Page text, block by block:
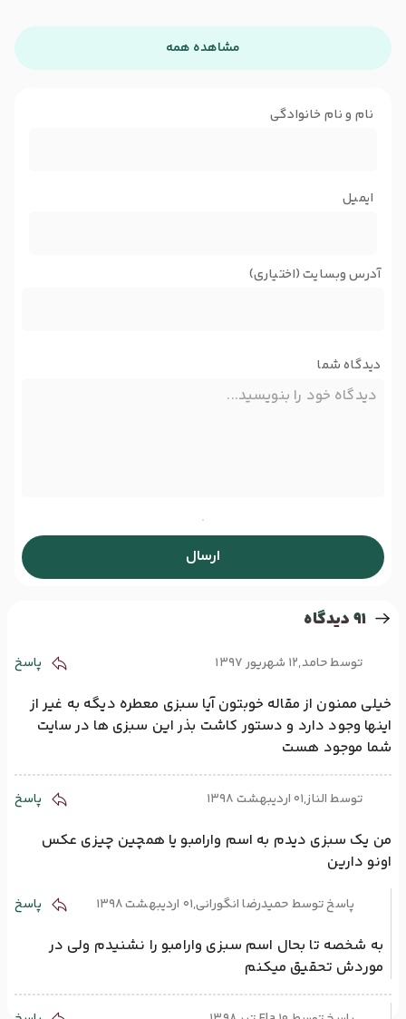
مشاهده همه
نام و نام خانوادگی
ایمیل
آدرس وبسایت (اختیاری)
دیدگاه شما
ارسال
91 دیدگاه
توسط حامد,12 شهریور 1397 پاسخ
خیلی ممنون از مقاله خوبتون آیا سبزی معطره دیگه به غیر از
اینها وجود دارد و دستور کاشت بذر این سبزی ها در سایت
شما موجود هست
توسط الناز,01 اردیبهشت 1398 پاسخ
من یک سبزی دیدم به اسم وارامبو یا همچین چیزی عکس
اونو دارین
پاسخ توسط حمیدرضا انگورانی,01 اردیبهشت 1398 پاسخ
به شخصه تا بحال اسم سبزی وارامبو را نشنیدم ولی در
موردش تحقیق میکنم